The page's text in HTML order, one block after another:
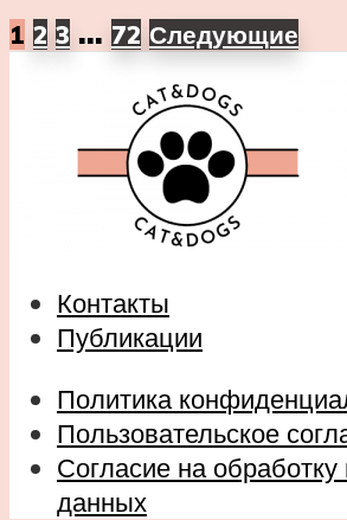
1 2 3 … 72 Следующие
Контакты
Публикации
Политика
Пользовательское
Согласие на
данных